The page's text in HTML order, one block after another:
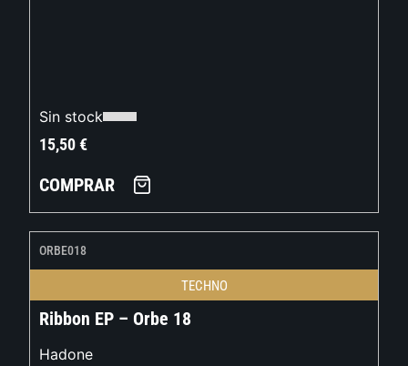
Sin stock
15,50€
COMPRAR
ORBE018
TECHNO
Ribbon EP – Orbe 18
Hadone